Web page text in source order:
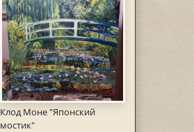
Клод Моне "Японский
мостик"